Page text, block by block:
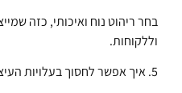
בחר ריהוט נוח ואיכותי, כזה
וללקוחות.
5. איך אפשר לחסוך בעלויות העיצוב?